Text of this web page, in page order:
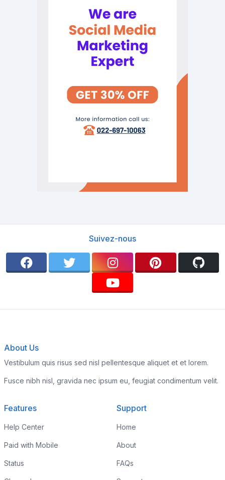
Suivez-nous
About Us
Vestibulum quis risus sed nisl pellentesque aliquet et et lorem.
Fusce nibh nisl, gravida nec ipsum eu, feugiat condimentum velit.
Features
Help Center
Paid with Mobile
Status
Support
Home
About
FAQs